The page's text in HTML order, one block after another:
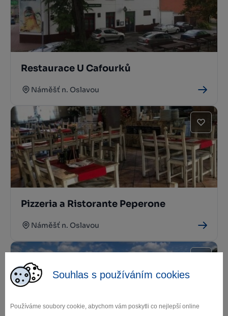
Souhlas s používáním cookies
Používáme soubory cookie, abychom vám poskytli co nejlepší online
Restaurace U Cafourků
Náměšť n. Oslavou
Pizzeria a Ristorante Peperone
Náměšť n. Oslavou